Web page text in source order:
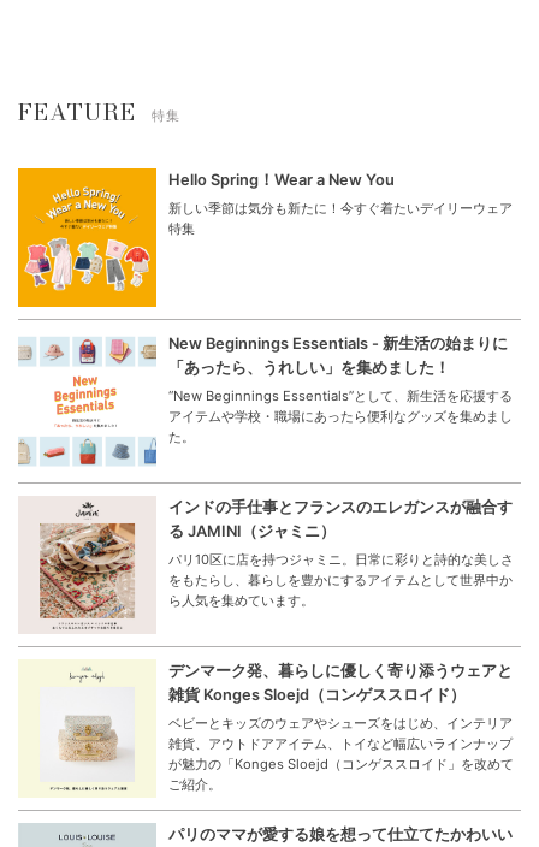
FEATURE 特集
Hello Spring！Wear a New You
新しい季節は気分も新たに！今すぐ着たいデイリーウェア
特集
New Beginnings Essentials - 新生活の始まりに
「あったら、うれしい」を集めました！
“New Beginnings Essentials”として、新生活を応援する
アイテムや学校・職場にあったら便利なグッズを集めまし
た。
インドの手仕事とフランスのエレガンスが融合す
る JAMINI（ジャミニ）
パリ10区に店を持つジャミニ。日常に彩りと詩的な美しさ
をもたらし、暮らしを豊かにするアイテムとして世界中か
ら人気を集めています。
デンマーク発、暮らしに優しく寄り添うウェアと
雑貨 Konges Sloejd（コンゲススロイド）
ベビーとキッズのウェアやシューズをはじめ、インテリア
雑貨、アウトドアアイテム、トイなど幅広いラインナップ
が魅力の「Konges Sloejd（コンゲススロイド」を改めて
ご紹介。
パリのママが愛する娘を想って仕立てたかわいい